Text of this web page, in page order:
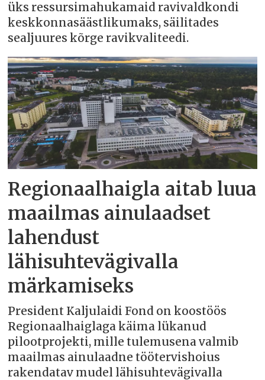
üks ressursimahukamaid ravivaldkondi
keskkonnasäästlikumaks, säilitades
sealjuures kõrge ravikvaliteedi.
Regionaalhaigla aitab luua
maailmas ainulaadset
lahendust
lähisuhtevägivalla
märkamiseks
President Kaljulaidi Fond on koostöös
Regionaalhaiglaga käima lükanud
pilootprojekti, mille tulemusena valmib
maailmas ainulaadne töötervishoius
rakendatav mudel lähisuhtevägivalla